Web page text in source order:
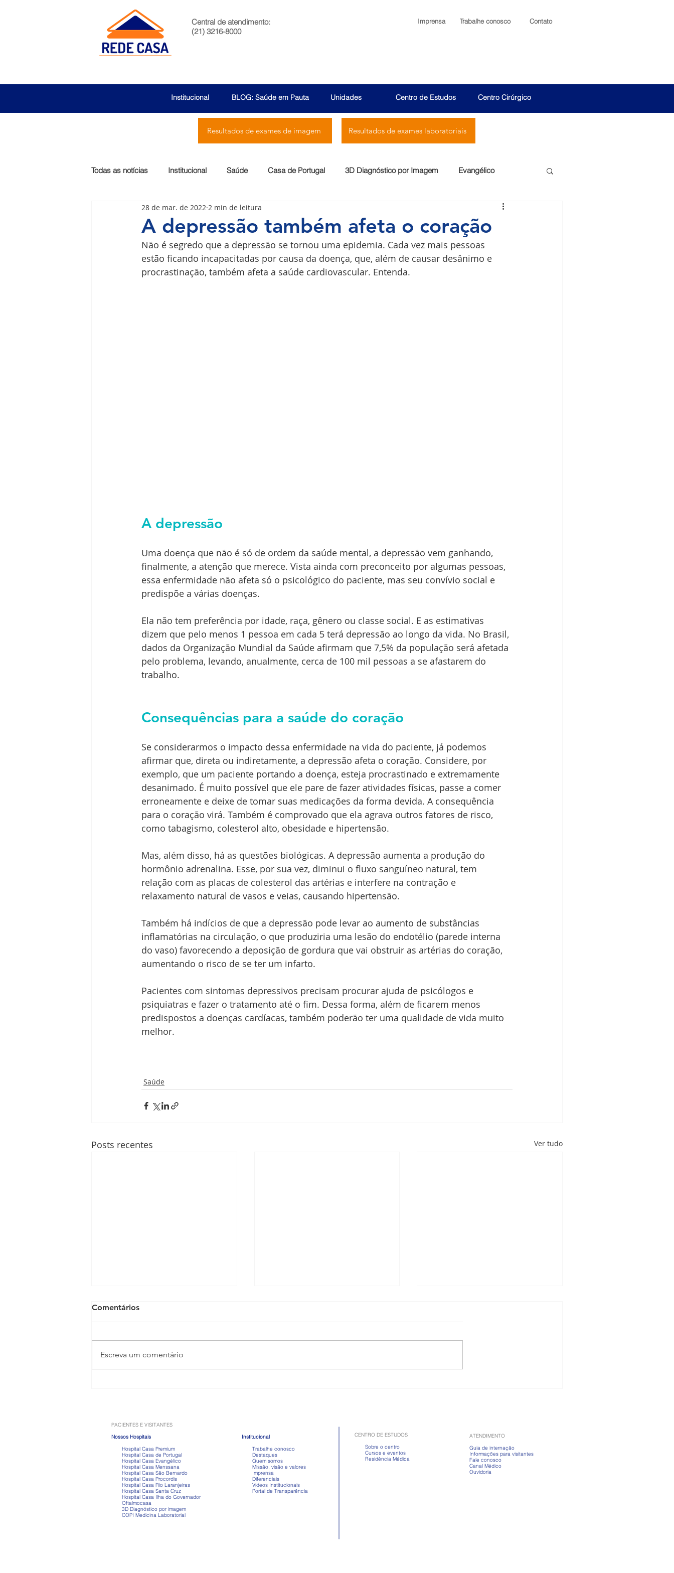
Central de atendimento:
(21) 3216-8000
Imprensa Trabalhe conosco Contato
BLOG: Saúde em Pauta Unidades Centro de Estudos Centro Cirúrgico
Institucional
Resultados de exames de imagem Resultados de exames laboratoriais
Todas as notícias Institucional Saúde Casa de Portugal 3D Diagnóstico por Imagem Evangélico
São Bernardo Egas Moniz Menssana
Ilha do Governador Premium COPI
A depressão também afeta o coração
28 de mar. de 2022 2 min de leitura
Não é segredo que a depressão se tornou uma epidemia. Cada vez mais pessoas
estão ficando incapacitadas por causa da doença, que, além de causar desânimo e
procrastinação, também afeta a saúde cardiovascular. Entenda.
A depressão
Uma doença que não é só de ordem da saúde mental, a depressão vem ganhando,
finalmente, a atenção que merece. Vista ainda com preconceito por algumas pessoas,
essa enfermidade não afeta só o psicológico do paciente, mas seu convívio social e
predispõe a várias doenças.
Ela não tem preferência por idade, raça, gênero ou classe social. E as estimativas
dizem que pelo menos 1 pessoa em cada 5 terá depressão ao longo da vida. No Brasil,
dados da Organização Mundial da Saúde afirmam que 7,5% da população será afetada
pelo problema, levando, anualmente, cerca de 100 mil pessoas a se afastarem do
trabalho.
Consequências para a saúde do coração
Se considerarmos o impacto dessa enfermidade na vida do paciente, já podemos
afirmar que, direta ou indiretamente, a depressão afeta o coração. Considere, por
exemplo, que um paciente portando a doença, esteja procrastinado e extremamente
desanimado. É muito possível que ele pare de fazer atividades físicas, passe a comer
erroneamente e deixe de tomar suas medicações da forma devida. A consequência
para o coração virá. Também é comprovado que ela agrava outros fatores de risco,
como tabagismo, colesterol alto, obesidade e hipertensão.
Mas, além disso, há as questões biológicas. A depressão aumenta a produção do
hormônio adrenalina. Esse, por sua vez, diminui o fluxo sanguíneo natural, tem
relação com as placas de colesterol das artérias e interfere na contração e
relaxamento natural de vasos e veias, causando hipertensão.
Também há indícios de que a depressão pode levar ao aumento de substâncias
inflamatórias na circulação, o que produziria uma lesão do endotélio (parede interna
do vaso) favorecendo a deposição de gordura que vai obstruir as artérias do coração,
aumentando o risco de se ter um infarto.
Pacientes com sintomas depressivos precisam procurar ajuda de psicólogos e
psiquiatras e fazer o tratamento até o fim. Dessa forma, além de ficarem menos
predispostos a doenças cardíacas, também poderão ter uma qualidade de vida muito
melhor.
Saúde
Posts recentes Ver tudo
Comentários
Escreva um comentário
PACIENTES E VISITANTES
Nossos Hospitais
Hospital Casa Premium
Hospital Casa de Portugal
Hospital Casa Evangélico
Hospital Casa Menssana
Hospital Casa São Bernardo
Hospital Casa Procordis
Hospital Casa Rio Laranjeiras
Hospital Casa Santa Cruz
Hospital Casa Ilha do Governador
Oftalmocasa
3D Diagnóstico por imagem
COPI Medicina Laboratorial
Institucional
Trabalhe conosco
Destaques
Quem somos
Missão, visão e valores
Imprensa
Diferenciais
Vídeos Institucionais
Portal de Transparência
CENTRO DE ESTUDOS
Sobre o centro
Cursos e eventos
Residência Médica
ATENDIMENTO
Guia de internação
Informações para visitantes
Fale conosco
Canal Médico
Ouvidoria